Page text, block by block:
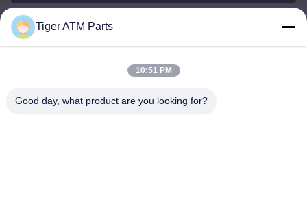
sales@atmpart.com.cn
Tiger ATM Parts
10:51 PM
Good day, what product are you looking for?